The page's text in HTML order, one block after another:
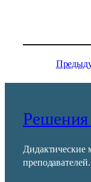
Дидактические
преподавателей.